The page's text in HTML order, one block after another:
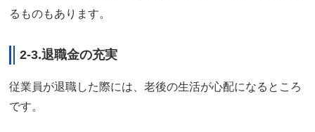
るものもあります。
2-3.退職金の充実
従業員が退職した際には、老後の生活が心配になるところ
です。